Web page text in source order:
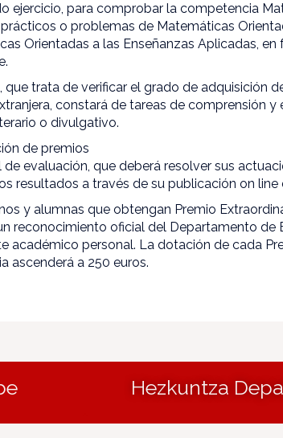
ejercicio, para comprobar la competencia
o problemas de Matemáticas
Orientadas a las Enseñanzas Aplicadas,
que trata de verificar el grado de adquisición
constará de tareas de comprensión
o divulgativo.
de premios
de evaluación, que deberá resolver sus
resultados a través de su publicación on
y alumnas que obtengan Premio
reconocimiento oficial del Departamento de
académico personal. La dotación de cada
ascenderá a 250 euros.
Hezkuntza